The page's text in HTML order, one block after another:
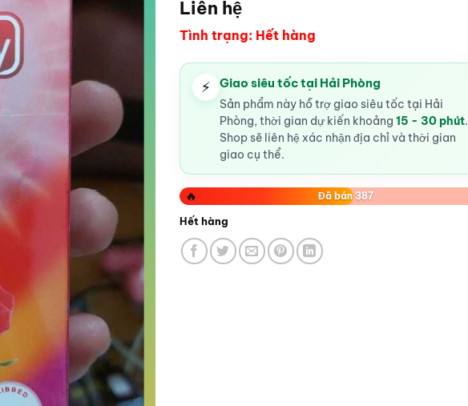
Liên hệ
Tình trạng: Hết hàng
⚡ Giao siêu tốc tại Hải Phòng
Sản phẩm này hỗ trợ giao siêu tốc tại Hải
Phòng, thời gian dự kiến khoảng 15 - 30 phút.
Shop sẽ liên hệ xác nhận địa chỉ và thời gian
giao cụ thể.
🔥 Đã bán 387
Hết hàng